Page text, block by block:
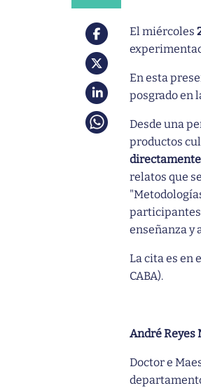
El miércoles
En esta
posgrado en
Desde una
productos
relatos que
participantes
enseñanza y
La cita es en
CABA).
André Reyes
Doctor e